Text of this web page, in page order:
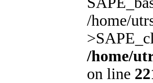
/home/
/home/
on line